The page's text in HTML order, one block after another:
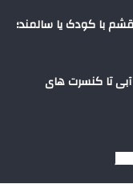
با کودک یا سالمند؛
تا کنسرت های